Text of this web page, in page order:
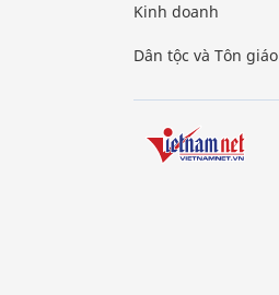
Kinh doanh
Dân tộc và Tôn giáo